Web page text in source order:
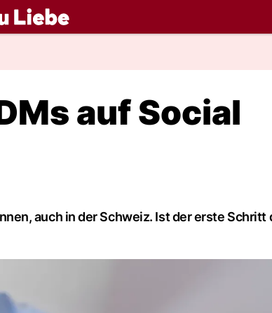
auf Social
auch in der Schweiz. Ist der erste Schritt